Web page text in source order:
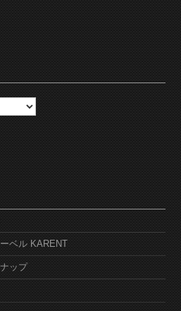
ベル KARENT
ップ